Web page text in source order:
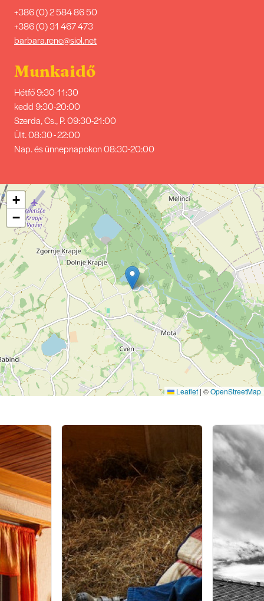
+386 (0) 2 584 86 50
+386 (0) 31 467 473
barbara.rene@siol.net
Munkaidő
Hétfő 9:30-11:30
kedd 9:30-20:00
Szerda, Cs., P. 09:30-21:00
Ült. 08:30 - 22:00
Nap. és ünnepnapokon 08:30-20:00
+
−
Leaflet | ©OpenStreetMap